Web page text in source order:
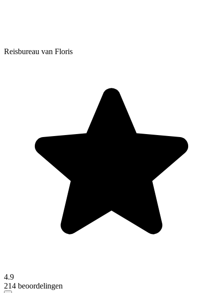
Reisbureau van Floris
4.9
214 beoordelingen